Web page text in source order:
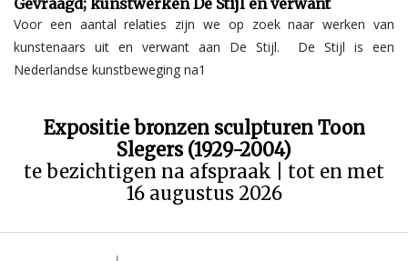
Voor een aantal relaties zijn we op zoek naar werken van
kunstenaars uit en verwant aan De Stijl. De Stijl is een
Nederlandse kunstbeweging na1
Expositie bronzen sculpturen Toon
Slegers (1929-2004)
te bezichtigen na afspraak | tot en met
16 augustus 2026